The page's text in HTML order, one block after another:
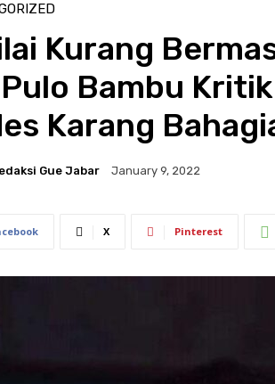
Kurang
Bambu
Karang
Gue Jabar January 9, 2022
X Pinterest